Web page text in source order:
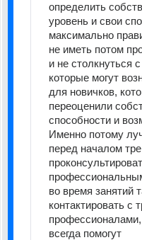
определить
уровень и свои
максимально
не иметь потом
и не столкнуться
которые могут
для новичков,
переоценили
способности и
Именно потому
перед началом
во время занятий
контактировать с
всегда помогут